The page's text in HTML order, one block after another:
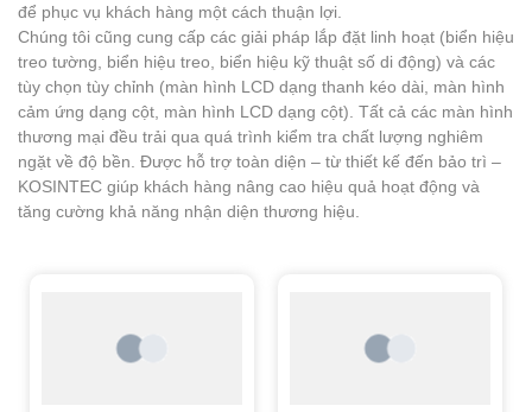
để phục vụ khách hàng một cách thuận lợi.
Chúng tôi cũng cung cấp các giải pháp lắp đặt linh hoạt (biển hiệu
treo tường, biển hiệu treo, biển hiệu kỹ thuật số di động) và các
tùy chọn tùy chỉnh (màn hình LCD dạng thanh kéo dài, màn hình
cảm ứng dạng cột, màn hình LCD dạng cột). Tất cả các màn hình
thương mại đều trải qua quá trình kiểm tra chất lượng nghiêm
ngặt về độ bền. Được hỗ trợ toàn diện – từ thiết kế đến bảo trì –
KOSINTEC giúp khách hàng nâng cao hiệu quả hoạt động và
tăng cường khả năng nhận diện thương hiệu.